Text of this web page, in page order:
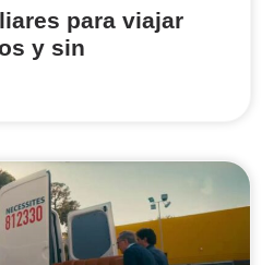
para viajar
y sin